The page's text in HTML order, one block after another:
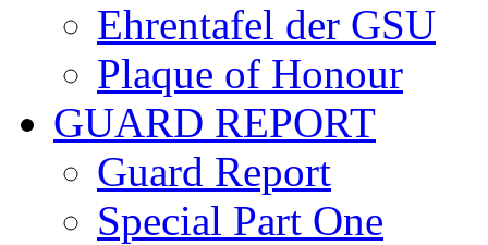
Ehrentafel der GSU
Plaque of Honour
GUARD REPORT
Guard Report
Special Part One